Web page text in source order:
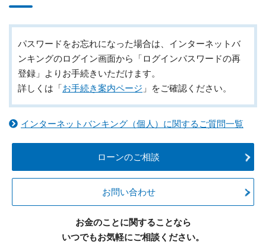
パスワードをお忘れになった場合は、インターネットバ
ンキングのログイン画面から「ログインパスワードの再
登録」よりお手続きいただけます。
詳しくは「お手続き案内ページ 」をご確認ください。
インターネットバンキング（個人）に関するご質問一覧
ローンのご相談
お問い合わせ
お金のことに関することなら
いつでもお気軽にご相談ください。